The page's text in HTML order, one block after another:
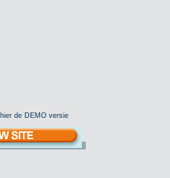
hier de DEMO versie